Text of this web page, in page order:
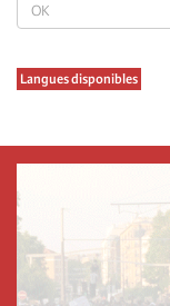
Langues disponibles